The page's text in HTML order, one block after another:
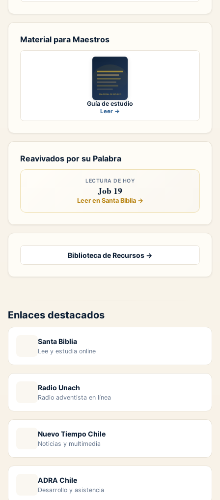
Material para Maestros
Guía de estudio
Leer →
Reavivados por su Palabra
LECTURA DE HOY
Job 19
Leer en Santa Biblia →
Biblioteca de Recursos →
Enlaces destacados
Santa Biblia
Lee y estudia online
Radio Unach
Radio adventista en línea
Nuevo Tiempo Chile
Noticias y multimedia
ADRA Chile
Desarrollo y asistencia